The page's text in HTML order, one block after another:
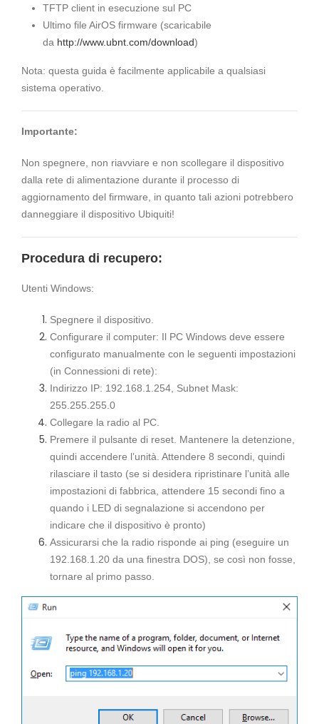
TFTP client in esecuzione sul PC
Ultimo file AirOS firmware (scaricabile
da http://www.ubnt.com/download)
Nota: questa guida è facilmente applicabile a qualsiasi
sistema operativo.
Importante:
Non spegnere, non riavviare e non scollegare il dispositivo
dalla rete di alimentazione durante il processo di
aggiornamento del firmware, in quanto tali azioni potrebbero
danneggiare il dispositivo Ubiquiti!
Procedura di recupero:
Utenti Windows:
Spegnere il dispositivo.
Configurare il computer: Il PC Windows deve essere
configurato manualmente con le seguenti impostazioni
(in Connessioni di rete):
Indirizzo IP: 192.168.1.254, Subnet Mask:
255.255.255.0
Collegare la radio al PC.
Premere il pulsante di reset. Mantenere la detenzione,
quindi accendere l’unità. Attendere 8 secondi, quindi
rilasciare il tasto (se si desidera ripristinare l’unità alle
impostazioni di fabbrica, attendere 15 secondi fino a
quando i LED di segnalazione si accendono per
indicare che il dispositivo è pronto)
Assicurarsi che la radio risponde ai ping (eseguire un
192.168.1.20 da una finestra DOS), se così non fosse,
tornare al primo passo.